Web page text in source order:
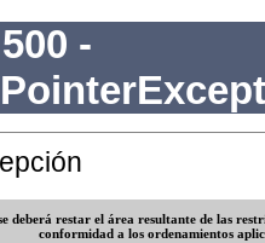
deberá restar el área resultante de las
conformidad a los ordenamientos